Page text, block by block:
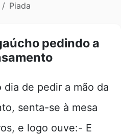
Piada
pedindo a
de pedir a mão da
senta-se à mesa
e logo ouve:- E